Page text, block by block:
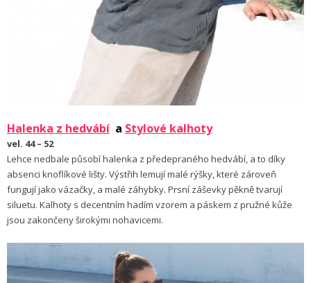
Halenka z hedvábí a Stylové kalhoty
vel. 44 – 52
Lehce nedbale působí halenka z předepraného hedvábí, a to díky
absenci knoflíkové lišty. Výstřih lemují malé rýšky, které zároveň
fungují jako vázačky, a malé záhybky. Prsní záševky pěkně tvarují
siluetu. Kalhoty s decentním hadím vzorem a páskem z pružné kůže
jsou zakončeny širokými nohavicemi.